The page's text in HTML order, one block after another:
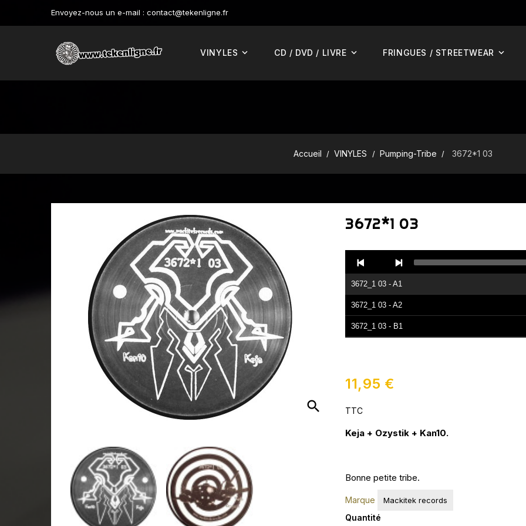
Envoyez-nous un e-mail : contact@tekenligne.fr
VINYLES CD / DVD / LIVRE FRINGUES / STREETWEAR
Accueil VINYLES Pumping-Tribe 3672*1 03
search
3672*1 03
Player
3672_1 03 - A1
3672_1 03 - A2
3672_1 03 - B1
11,95 €
TTC
Keja + Ozystik + Kan10.
Bonne petite tribe.
Marque Mackitek records
Quantité